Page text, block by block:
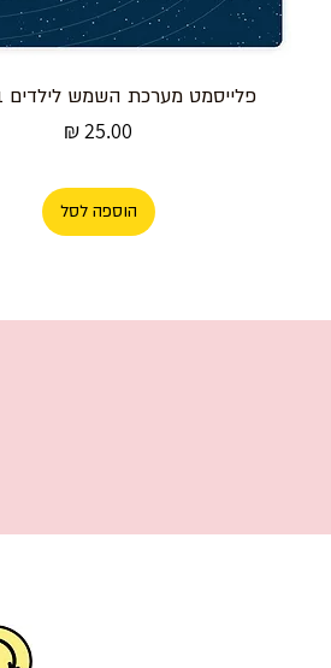
פלייסמט מערכת השמש לילדים
מחיר
הוספה לסל